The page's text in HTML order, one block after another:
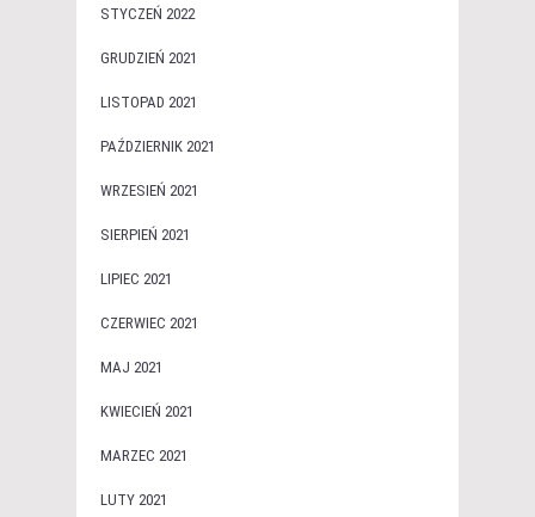
STYCZEŃ 2022
GRUDZIEŃ 2021
LISTOPAD 2021
PAŹDZIERNIK 2021
WRZESIEŃ 2021
SIERPIEŃ 2021
LIPIEC 2021
CZERWIEC 2021
MAJ 2021
KWIECIEŃ 2021
MARZEC 2021
LUTY 2021